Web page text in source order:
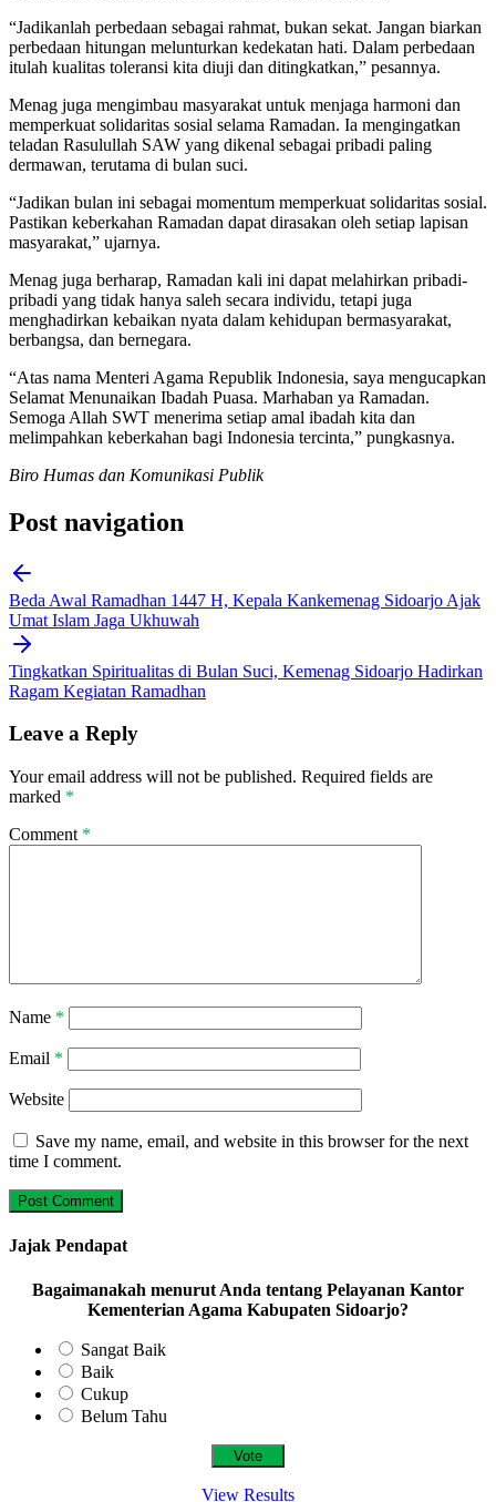
“Jadikanlah perbedaan sebagai rahmat, bukan sekat. Jangan biarkan
perbedaan hitungan melunturkan kedekatan hati. Dalam perbedaan
itulah kualitas toleransi kita diuji dan ditingkatkan,” pesannya.
Menag juga mengimbau masyarakat untuk menjaga harmoni dan
memperkuat solidaritas sosial selama Ramadan. Ia mengingatkan
teladan Rasulullah SAW yang dikenal sebagai pribadi paling
dermawan, terutama di bulan suci.
“Jadikan bulan ini sebagai momentum memperkuat solidaritas sosial.
Pastikan keberkahan Ramadan dapat dirasakan oleh setiap lapisan
masyarakat,” ujarnya.
Menag juga berharap, Ramadan kali ini dapat melahirkan pribadi-
pribadi yang tidak hanya saleh secara individu, tetapi juga
menghadirkan kebaikan nyata dalam kehidupan bermasyarakat,
berbangsa, dan bernegara.
“Atas nama Menteri Agama Republik Indonesia, saya mengucapkan
Selamat Menunaikan Ibadah Puasa. Marhaban ya Ramadan.
Semoga Allah SWT menerima setiap amal ibadah kita dan
melimpahkan keberkahan bagi Indonesia tercinta,” pungkasnya.
Biro Humas dan Komunikasi Publik
Post navigation
Beda Awal Ramadhan 1447 H, Kepala Kankemenag Sidoarjo Ajak
Umat Islam Jaga Ukhuwah
Tingkatkan Spiritualitas di Bulan Suci, Kemenag Sidoarjo Hadirkan
Ragam Kegiatan Ramadhan
Leave a Reply
Your email address will not be published. Required fields are
marked *
Comment *
Name *
Email *
Website
Save my name, email, and website in this browser for the next
time I comment.
Jajak Pendapat
Bagaimanakah menurut Anda tentang Pelayanan Kantor
Kementerian Agama Kabupaten Sidoarjo?
Sangat Baik
Baik
Cukup
Belum Tahu
View Results